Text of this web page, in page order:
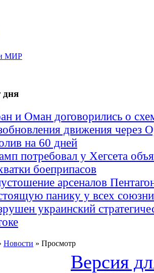
МИР
и Оман договорились о
движения через
на 60 дней
потребовал у Хегсета
боеприпасов
арсеналов
панику у всех
украинский
Новости » Просмотр
Версия